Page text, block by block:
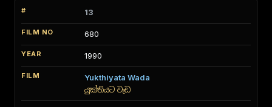
13
680
1990
Yukthiyata Wada
යුක්තියට වැඩ